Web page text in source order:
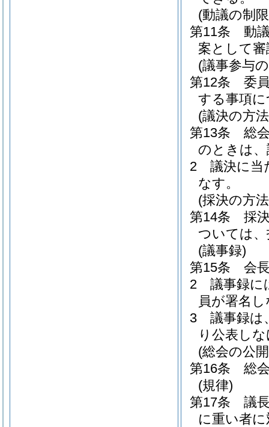
(動議の制
第11条
動
案として
(議事参与
第12条
委
する事項
(議決の方
第13条
総
のときは
2
議決に当
なす。
(採決の方
第14条
採
ついては
(議事録)
第15条
会
2
議事録に
員が署名
3
議事録は
り公表し
(総会の公
第16条
総
(規律)
第17条
議
に重い者